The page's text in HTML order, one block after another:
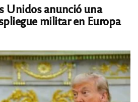
Unidos anunció una
militar en Europa